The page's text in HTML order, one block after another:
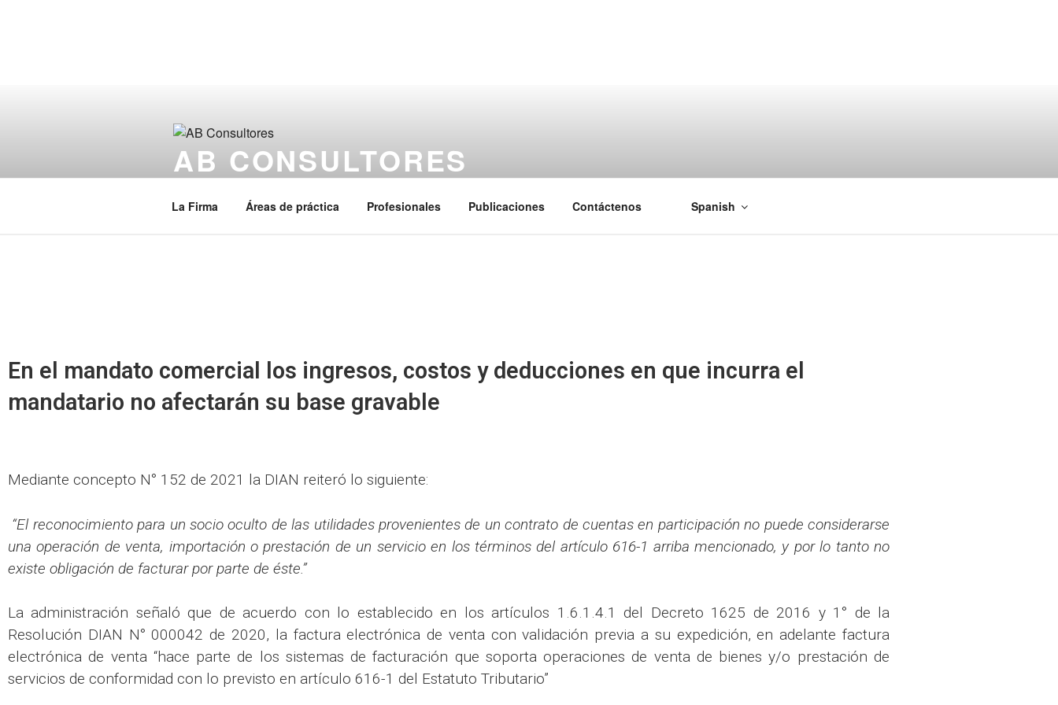
AB CONSULTORES
La Firma Áreas de práctica Profesionales Publicaciones Contáctenos Spanish
En el mandato comercial los ingresos, costos y deducciones en que incurra el
mandatario no afectarán su base gravable
Mediante concepto N° 152 de 2021 la DIAN reiteró lo siguiente:
“El reconocimiento para un socio oculto de las utilidades provenientes de un contrato de cuentas en participación no puede considerarse
una operación de venta, importación o prestación de un servicio en los términos del artículo 616-1 arriba mencionado, y por lo tanto no
existe obligación de facturar por parte de éste.”
La administración señaló que de acuerdo con lo establecido en los artículos 1.6.1.4.1 del Decreto 1625 de 2016 y 1° de la
Resolución DIAN N° 000042 de 2020, la factura electrónica de venta con validación previa a su expedición, en adelante factura
electrónica de venta “hace parte de los sistemas de facturación que soporta operaciones de venta de bienes y/o prestación de
servicios de conformidad con lo previsto en artículo 616-1 del Estatuto Tributario”